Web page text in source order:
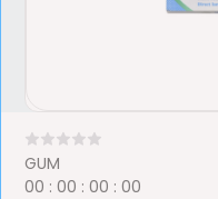
GUM
00 :00 :00 :00